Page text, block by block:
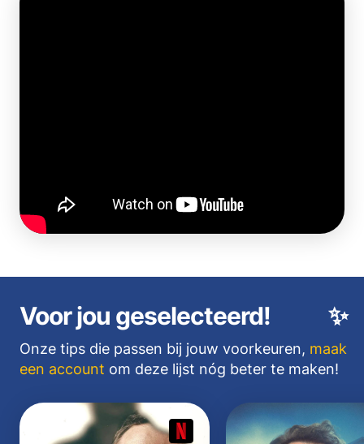
✨
Voor jou geselecteerd!
Onze tips die passen bij jouw voorkeuren, maak
een account om deze lijst nóg beter te maken!